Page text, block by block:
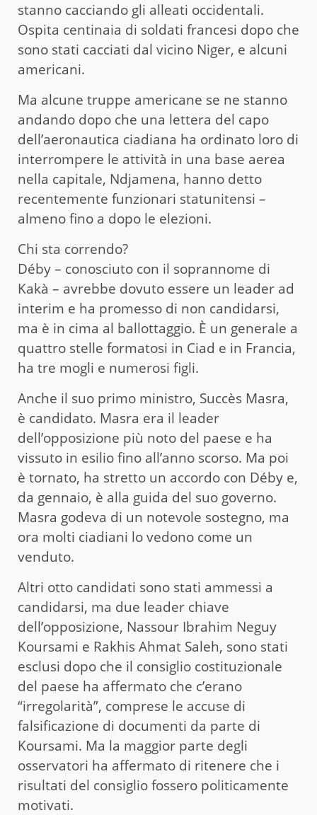
stanno cacciando gli alleati occidentali.
Ospita centinaia di soldati francesi dopo che
sono stati cacciati dal vicino Niger, e alcuni
americani.
Ma alcune truppe americane se ne stanno
andando dopo che una lettera del capo
dell’aeronautica ciadiana ha ordinato loro di
interrompere le attività in una base aerea
nella capitale, Ndjamena, hanno detto
recentemente funzionari statunitensi –
almeno fino a dopo le elezioni.
Chi sta correndo?
Déby – conosciuto con il soprannome di
Kakà – avrebbe dovuto essere un leader ad
interim e ha promesso di non candidarsi,
ma è in cima al ballottaggio. È un generale a
quattro stelle formatosi in Ciad e in Francia,
ha tre mogli e numerosi figli.
Anche il suo primo ministro, Succès Masra,
è candidato. Masra era il leader
dell’opposizione più noto del paese e ha
vissuto in esilio fino all’anno scorso. Ma poi
è tornato, ha stretto un accordo con Déby e,
da gennaio, è alla guida del suo governo.
Masra godeva di un notevole sostegno, ma
ora molti ciadiani lo vedono come un
venduto.
Altri otto candidati sono stati ammessi a
candidarsi, ma due leader chiave
dell’opposizione, Nassour Ibrahim Neguy
Koursami e Rakhis Ahmat Saleh, sono stati
esclusi dopo che il consiglio costituzionale
del paese ha affermato che c’erano
“irregolarità”, comprese le accuse di
falsificazione di documenti da parte di
Koursami. Ma la maggior parte degli
osservatori ha affermato di ritenere che i
risultati del consiglio fossero politicamente
motivati.